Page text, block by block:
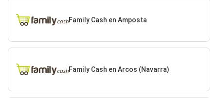
Family Cash en Amposta
Family Cash en Arcos (Navarra)